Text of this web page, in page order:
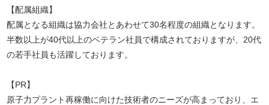
【配属組織】
配属となる組織は協力会社とあわせて30名程度の組織となります。
半数以上が40代以上のベテラン社員で構成されておりますが、20代
の若手社員も活躍しております。
【PR】
原子力プラント再稼働に向けた技術者のニーズが高まっており、エ